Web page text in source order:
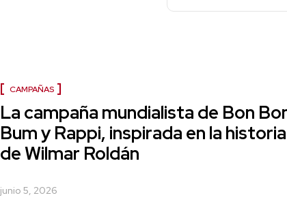
CAMPAÑAS
La campaña mundialista de Bon
Bum y Rappi, inspirada en la historia
de Wilmar Roldán
junio 5, 2026